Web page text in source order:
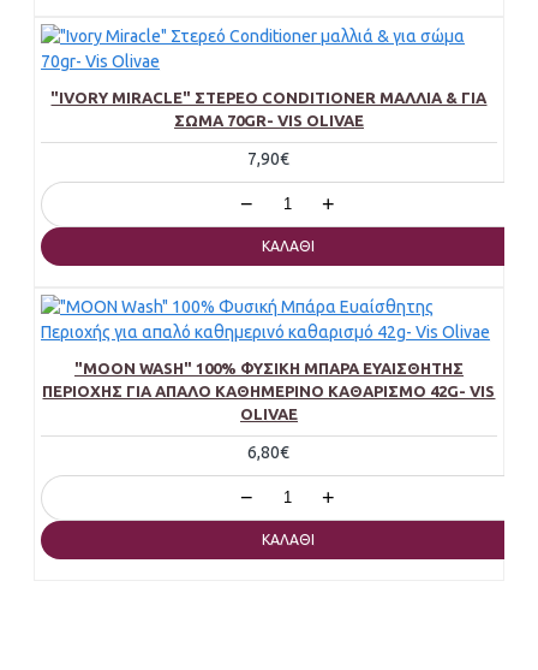
"IVORY MIRACLE" ΣΤΕΡΕΌ CONDITIONER ΜΑΛΛΙΆ & ΓΙΑ
ΣΏΜΑ 70GR- VIS OLIVAE
7,90€
− +
ΚΑΛΆΘΙ
"MOON WASH" 100% ΦΥΣΙΚΉ ΜΠΆΡΑ ΕΥΑΊΣΘΗΤΗΣ
ΠΕΡΙΟΧΉΣ ΓΙΑ ΑΠΑΛΌ ΚΑΘΗΜΕΡΙΝΌ ΚΑΘΑΡΙΣΜΌ 42G- VIS
OLIVAE
6,80€
− +
ΚΑΛΆΘΙ